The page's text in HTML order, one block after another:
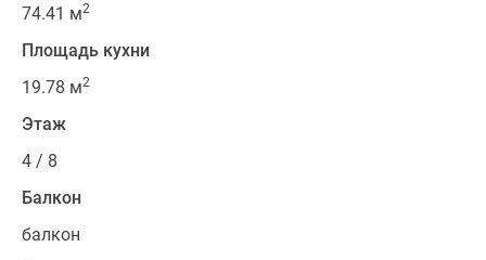
74.41 м2
Площадь кухни
19.78 м2
Этаж
4 / 8
Балкон
балкон